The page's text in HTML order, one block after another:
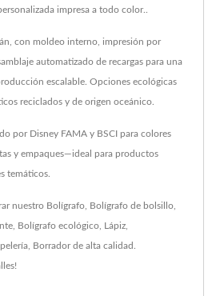
impresa a todo color..
con moldeo interno, impresión por
automatizado de recargas para una
escalable. Opciones ecológicas
reciclados y de origen oceánico.
por Disney FAMA y BSCI para colores
y empaques—ideal para productos
temáticos.
nuestro Bolígrafo, Bolígrafo de bolsillo,
, Bolígrafo ecológico, Lápiz,
, Borradorde alta calidad.